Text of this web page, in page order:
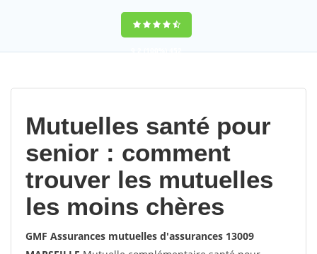
9,2(100%)452
Mutuelles santé pour
senior : comment
trouver les mutuelles
les moins chères
GMF Assurances mutuelles d'assurances 13009